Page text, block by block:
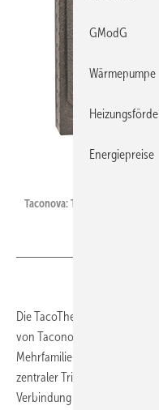
Taconova: TacoTherm Fresh
Die TacoTherm-Fresh-
von Taconova wurden für
Mehrfamilienhäusern, Hotels
zentraler
Verbindung mit der
GModG
Wärmepumpe
Energiepreise